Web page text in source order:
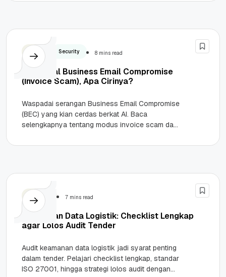
Bisnis Security 8 mins read
Mengenal Business Email Compromise
(Invoice Scam), Apa Cirinya?
Waspadai serangan Business Email Compromise
(BEC) yang kian cerdas berkat AI. Baca
selengkapnya tentang modus invoice scam dan
Highlights Ancaman...
Security 7 mins read
Keamanan Data Logistik: Checklist Lengkap
agar Lolos Audit Tender
Audit keamanan data logistik jadi syarat penting
dalam tender. Pelajari checklist lengkap, standar
ISO 27001, hingga strategi lolos audit dengan